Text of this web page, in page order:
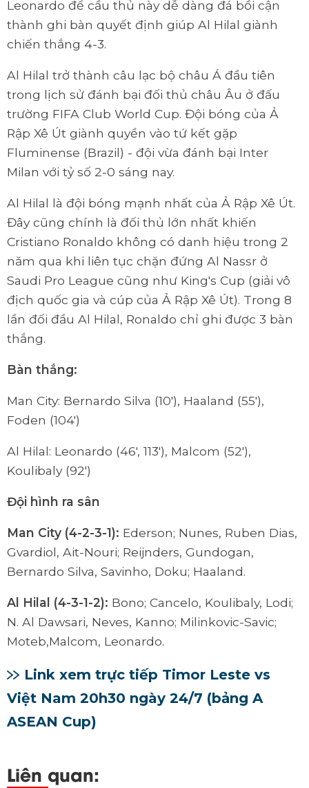
Leonardo để cầu thủ này dễ dàng đá bồi cận
thành ghi bàn quyết định giúp Al Hilal giành
chiến thắng 4-3.
Al Hilal trở thành câu lạc bộ châu Á đầu tiên
trong lịch sử đánh bại đối thủ châu Âu ở đấu
trường FIFA Club World Cup. Đội bóng của Ả
Rập Xê Út giành quyền vào tứ kết gặp
Fluminense (Brazil) - đội vừa đánh bại Inter
Milan với tỷ số 2-0 sáng nay.
Al Hilal là đội bóng mạnh nhất của Ả Rập Xê Út.
Đây cũng chính là đối thủ lớn nhất khiến
Cristiano Ronaldo không có danh hiệu trong 2
năm qua khi liên tục chặn đứng Al Nassr ở
Saudi Pro League cũng như King's Cup (giải vô
địch quốc gia và cúp của Ả Rập Xê Út). Trong 8
lần đối đầu Al Hilal, Ronaldo chỉ ghi được 3 bàn
thắng.
Bàn thắng:
Man City: Bernardo Silva (10'), Haaland (55'),
Foden (104')
Al Hilal: Leonardo (46', 113'), Malcom (52'),
Koulibaly (92')
Đội hình ra sân
Man City (4-2-3-1): Ederson; Nunes, Ruben Dias,
Gvardiol, Ait-Nouri; Reijnders, Gundogan,
Bernardo Silva, Savinho, Doku; Haaland.
Al Hilal (4-3-1-2): Bono; Cancelo, Koulibaly, Lodi;
N. Al Dawsari, Neves, Kanno; Milinkovic-Savic;
Moteb,Malcom, Leonardo.
Link xem trực tiếp Timor Leste vs
Việt Nam 20h30 ngày 24/7 (bảng A
ASEAN Cup)
Liên quan: